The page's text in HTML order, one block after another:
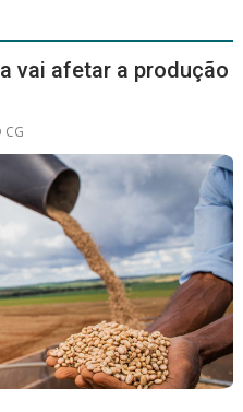
vai afetar a produção
CG